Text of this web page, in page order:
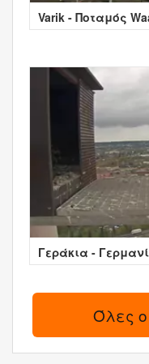
Varik - Ποταμός
Γεράκια -
Όλες